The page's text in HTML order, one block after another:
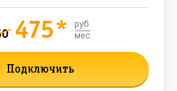
475*
руб.
мес.
Подключить